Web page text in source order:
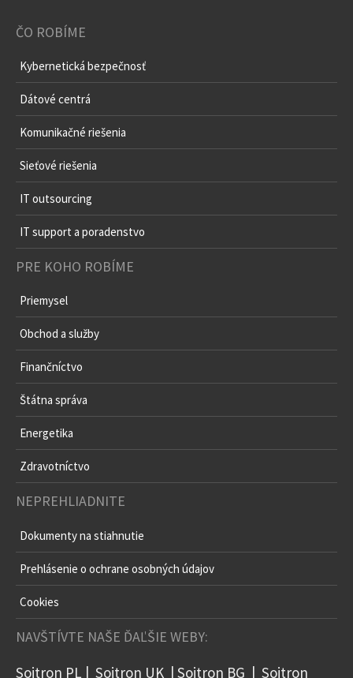
ČO ROBÍME
Kybernetická bezpečnosť
Dátové centrá
Komunikačné riešenia
Sieťové riešenia
IT outsourcing
IT support a poradenstvo
PRE KOHO ROBÍME
Priemysel
Obchod a služby
Finančníctvo
Štátna správa
Energetika
Zdravotníctvo
NEPREHLIADNITE
Dokumenty na stiahnutie
Prehlásenie o ochrane osobných údajov
Cookies
NAVŠTÍVTE NAŠE ĎAĽŠIE WEBY:
Soitron PL Soitron UK Soitron BG Soitron